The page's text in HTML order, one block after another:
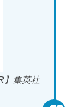
】集英社